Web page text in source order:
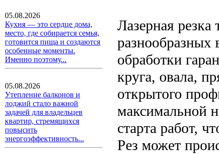
05.08.2026
Кухня — это сердце дома,
место, где собирается семья,
готовится пища и создаются
особенные моменты.
Именно поэтому...
05.08.2026
Утепление балконов и
лоджий стало важной
задачей для владельцев
квартир, стремящихся
повысить
энергоэффективность...
Лазерная резка
разнообразных
обработки
круга, овала,
открытого
максимальной
старта работ,
Рез может